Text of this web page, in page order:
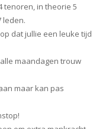
tenoren, in theorie 5
leden.
dat jullie een leuke tijd
maandagen trouw
maar kan pas